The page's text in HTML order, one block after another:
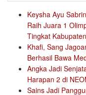
Keysha Ayu
Raih Juara 1
Tingkat Kabupaten
Khafi, Sang
Berhasil Bawa
Angka Jadi
Harapan 2 di
Sains Jadi